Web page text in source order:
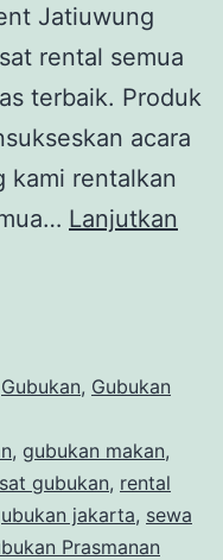
Jatiuwung
rental semua
terbaik. Produk
acara
kami rentalkan
Lanjutkan
Gubukan, Gubukan
, gubukan makan,
gubukan, rental
jakarta, sewa
Prasmanan